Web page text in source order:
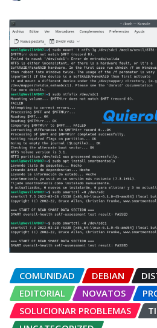
COMUNIDAD DEBIAN
EDITORIAL
NOVATOS
SOLUCIONAR PROBLEMAS